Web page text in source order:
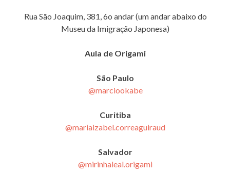
Rua São Joaquim, 381, 6o andar (um andar abaixo do
Museu da Imigração Japonesa)
Aula de Origami
São Paulo
@marciookabe
Curitiba
@mariaizabel.correaguiraud
Salvador
@mirinhaleal.origami